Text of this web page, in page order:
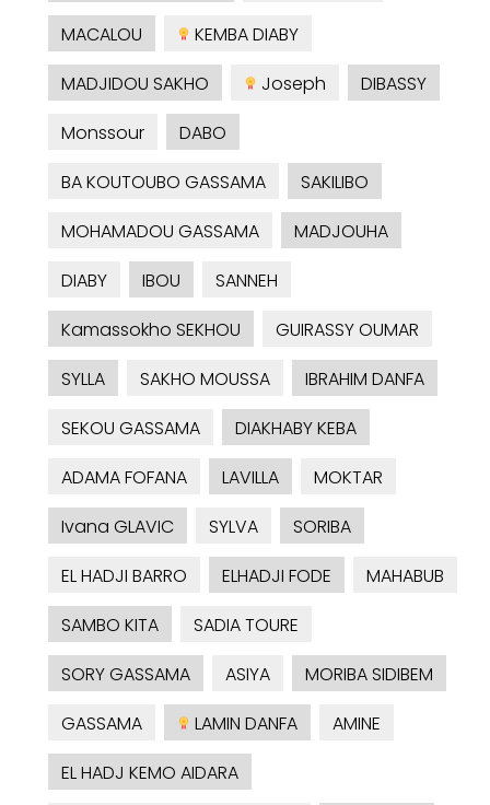
MACALOU
KEMBA DIABY
MADJIDOU SAKHO
Joseph
DIBASSY
Monssour
DABO
BA KOUTOUBO GASSAMA
SAKILIBO
MOHAMADOU GASSAMA
MADJOUHA
DIABY
IBOU
SANNEH
Kamassokho SEKHOU
GUIRASSY OUMAR
SYLLA
SAKHO MOUSSA
IBRAHIM DANFA
SEKOU GASSAMA
DIAKHABY KEBA
ADAMA FOFANA
LAVILLA
MOKTAR
Ivana GLAVIC
SYLVA
SORIBA
EL HADJI BARRO
ELHADJI FODE
MAHABUB
SAMBO KITA
SADIA TOURE
SORY GASSAMA
ASIYA
MORIBA SIDIBEM
GASSAMA
LAMIN DANFA
AMINE
EL HADJ KEMO AIDARA